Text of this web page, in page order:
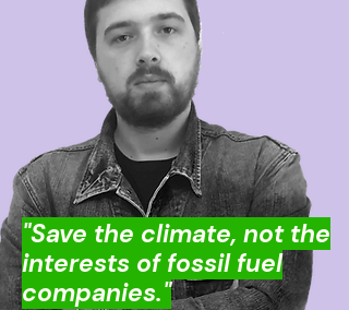
"Save the climate, not the
interests of fossil fuel
companies."